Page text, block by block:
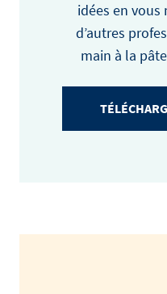
idées en
d’autres
main à la